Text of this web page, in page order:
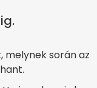
melynek során az